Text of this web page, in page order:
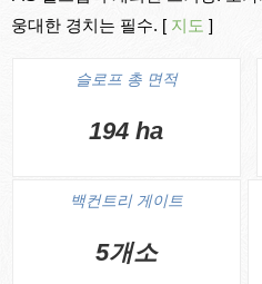
웅대한 경치는 필수. [ 지도 ]
슬로프 총 면적
194 ha
백컨트리 게이트
5개소